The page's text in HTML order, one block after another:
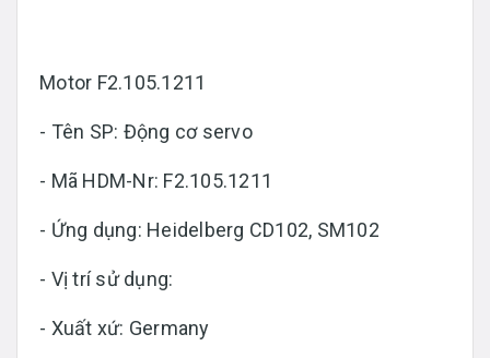
Motor F2.105.1211
- Tên SP: Động cơ servo
- Mã HDM-Nr: F2.105.1211
- Ứng dụng: Heidelberg CD102, SM102
- Vị trí sử dụng:
- Xuất xứ: Germany